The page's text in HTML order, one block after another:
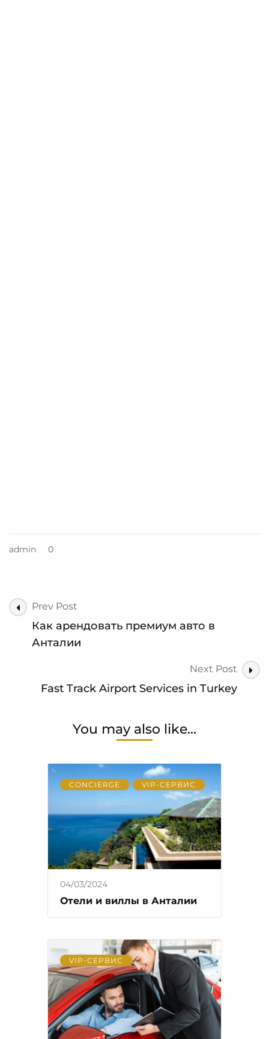
admin 0
Post
Navigation
Prev Post
Как арендовать премиум авто в
Анталии
Next Post
Fast Track Airport Services in Turkey
You may also like...
CONCIERGE VIP-СЕРВИС
04/03/2024
Отели и виллы в Анталии
VIP-СЕРВИС